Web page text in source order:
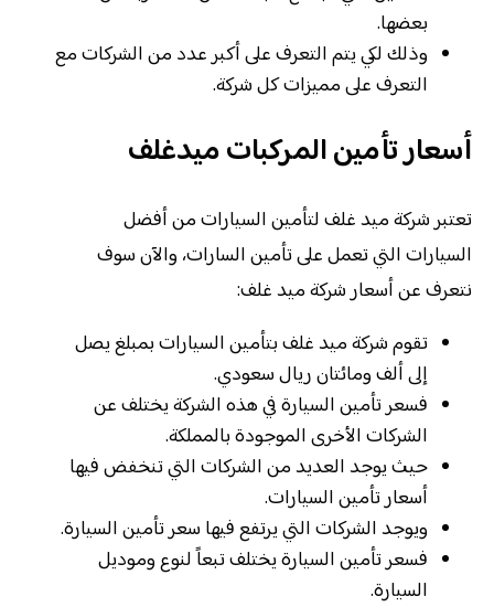
بعضها.
وذلك لكي يتم التعرف على أكبر عدد من الشركات مع
التعرف على مميزات كل شركة.
أسعار تأمين المركبات ميدغلف
تعتبر شركة ميد غلف لتأمين السيارات من أفضل
السيارات التي تعمل على تأمين السارات، والآن سوف
نتعرف عن أسعار شركة ميد غلف:
تقوم شركة ميد غلف بتأمين السيارات بمبلغ يصل
إلى ألف ومائتان ريال سعودي.
فسعر تأمين السيارة في هذه الشركة يختلف عن
الشركات الأخرى الموجودة بالمملكة.
حيث يوجد العديد من الشركات التي تنخفض فيها
أسعار تأمين السيارات.
ويوجد الشركات التي يرتفع فيها سعر تأمين السيارة.
فسعر تأمين السيارة يختلف تبعاً لنوع وموديل
السيارة.